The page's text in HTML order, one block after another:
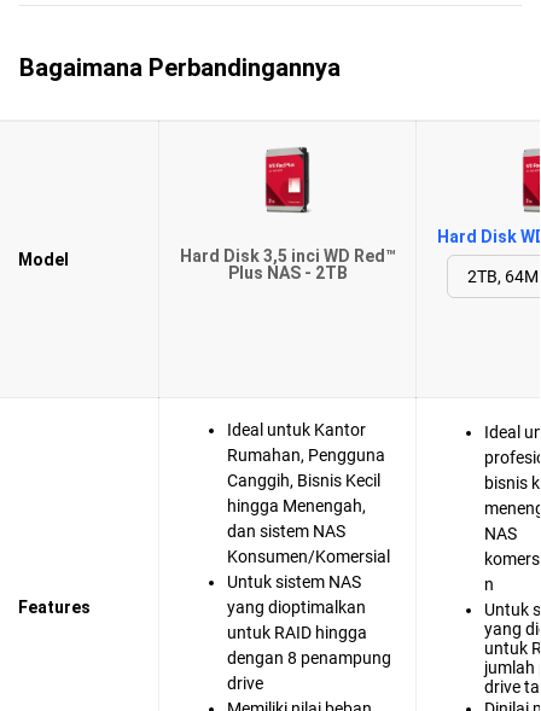
Bagaimana Perbandingannya
Model
Hard Disk 3,5 inci WD Red™
Plus NAS - 2TB
Hard Disk
Features
Ideal untuk Kantor
Rumahan, Pengguna
Canggih, Bisnis Kecil
hingga Menengah,
dan sistem NAS
Konsumen/Komersial
Untuk sistem NAS
yang dioptimalkan
untuk RAID hingga
dengan 8 penampung
drive
Ideal
bisnis
NAS
n
Untuk
yang
untuk
jumlah
drive